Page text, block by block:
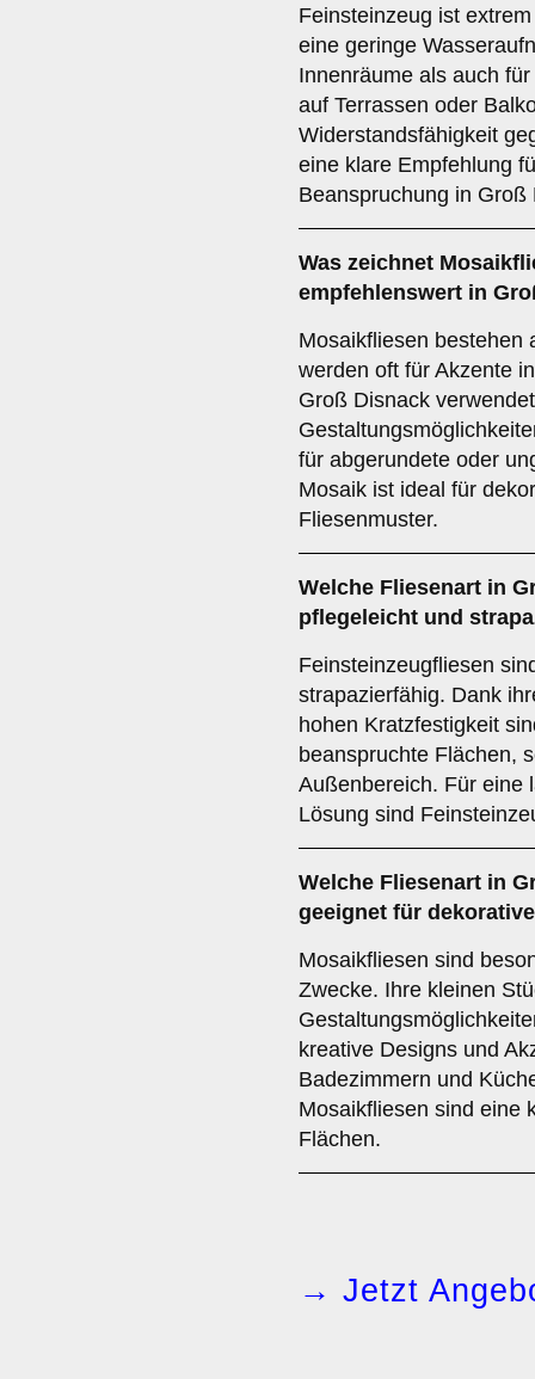
Feinsteinzeug ist
eine geringe
Innenräume als auch
auf Terrassen oder
Widerstandsfähigkeit
eine klare Empfehlung
Beanspruchung in Groß
Was zeichnet
empfehlenswert in
Mosaikfliesen bestehen
werden oft für Akzente
Groß Disnack
für abgerundete oder
Mosaik ist ideal für
Fliesenmuster.
Welche Fliesenart in
pflegeleicht und
Feinsteinzeugfliesen
strapazierfähig. Dank
hohen Kratzfestigkeit
beanspruchte Flächen,
Außenbereich. Für eine
Lösung sind
Welche Fliesenart in
geeignet für
Mosaikfliesen sind
Zwecke. Ihre kleinen
kreative Designs und
Badezimmern und
Mosaikfliesen sind eine
Flächen.
→ Jetzt